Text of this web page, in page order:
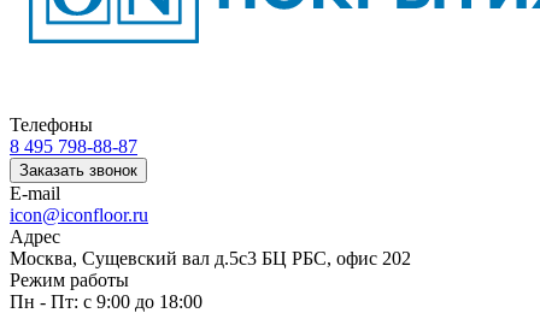
Телефоны
8 495 798-88-87
Заказать звонок
E-mail
icon@iconfloor.ru
Адрес
Москва, Сущевский вал д.5с3 БЦ РБС, офис 202
Режим работы
Пн - Пт: с 9:00 до 18:00